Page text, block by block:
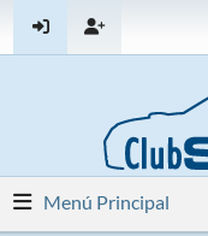
Menú Principal